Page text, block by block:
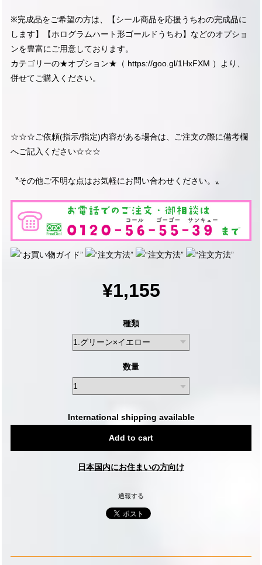
※完成品をご希望の方は、【シール商品を応援うちわの完成品に
します】【ホログラムハート形ゴールドうちわ】などのオプショ
ンを豊富にご用意しております。
カテゴリーの★オプション★（ https://goo.gl/1HxFXM ）より、
併せてご購入ください。
☆☆☆ご依頼(指示/指定)内容がある場合は、ご注文の際に備考欄
へご記入ください☆☆☆
〝その他ご不明な点はお気軽にお問い合わせください。〟
¥1,155
種類
数量
International shipping available
Add to cart
日本国内にお住まいの方向け
通報する